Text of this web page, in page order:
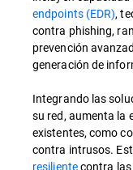
endpoints (EDR),
contra phishing,
prevención
generación de
Integrando las
su red, aumenta la
existentes, como
contra intrusos.
resilientecontra las